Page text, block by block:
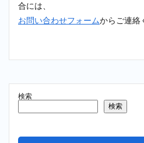
合には、
お問い合わせフォームからご連絡
検索
検索